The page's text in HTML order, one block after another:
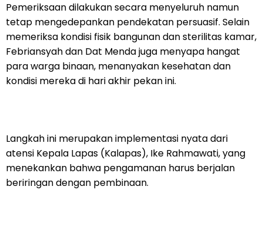
Pemeriksaan dilakukan secara menyeluruh namun
tetap mengedepankan pendekatan persuasif. Selain
memeriksa kondisi fisik bangunan dan sterilitas kamar,
Febriansyah dan Dat Menda juga menyapa hangat
para warga binaan, menanyakan kesehatan dan
kondisi mereka di hari akhir pekan ini.
Langkah ini merupakan implementasi nyata dari
atensi Kepala Lapas (Kalapas), Ike Rahmawati, yang
menekankan bahwa pengamanan harus berjalan
beriringan dengan pembinaan.